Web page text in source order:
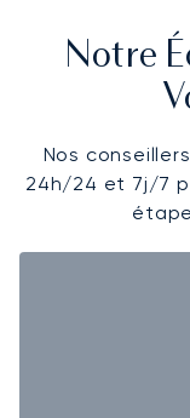
Notre
Nos
24h/24 et 7j/7